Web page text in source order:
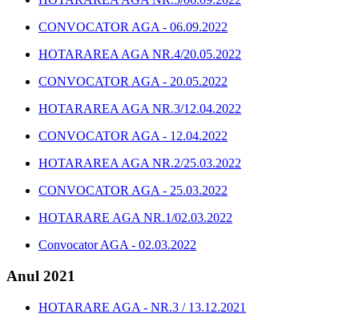
CONVOCATOR AGA - 06.09.2022
HOTARAREA AGA NR.4/20.05.2022
CONVOCATOR AGA - 20.05.2022
HOTARAREA AGA NR.3/12.04.2022
CONVOCATOR AGA - 12.04.2022
HOTARAREA AGA NR.2/25.03.2022
CONVOCATOR AGA - 25.03.2022
HOTARARE AGA NR.1/02.03.2022
Convocator AGA - 02.03.2022
Anul 2021
HOTARARE AGA - NR.3 / 13.12.2021